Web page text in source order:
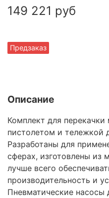
Предзаказ
149 221 руб
Описание
Комплект для
пистолетом и тележкой
Разработаны для
сферах, изготовлены из
лучше всего
производительность и
Пневматические насосы